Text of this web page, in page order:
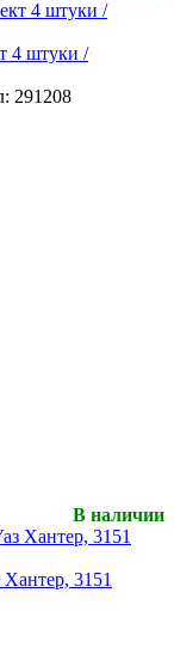
4 штуки /
291208
В наличии
3151